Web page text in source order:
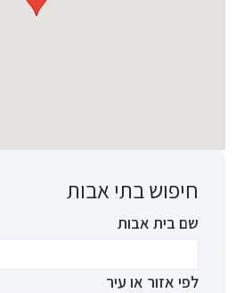
חיפוש בתי אבות
שם בית אבות
לפי אזור או עיר